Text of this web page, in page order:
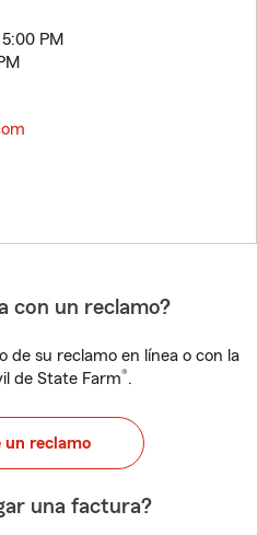
PM
con un reclamo?
de su reclamo en línea o con la
de State Farm®.
un reclamo
una factura?